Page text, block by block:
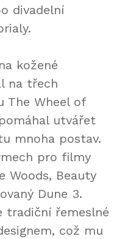
divadelní
kožené
na třech
The Wheel of
utvářet
mnoha postav.
pro filmy
Woods, Beauty
Dune 3.
tradiční řemeslné
což mu